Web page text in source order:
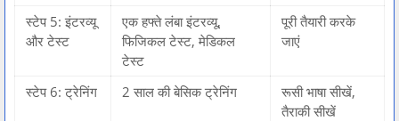
स्टेप 5: इंटरव्यू
और टेस्ट
एक हफ्ते लंबा इंटरव्यू,
फिजिकल टेस्ट, मेडिकल
टेस्ट
पूरी तैयारी करके
जाएं
स्टेप 6: ट्रेनिंग 2 साल की बेसिक ट्रेनिंग
रूसी भाषा सीखें,
तैराकी सीखें